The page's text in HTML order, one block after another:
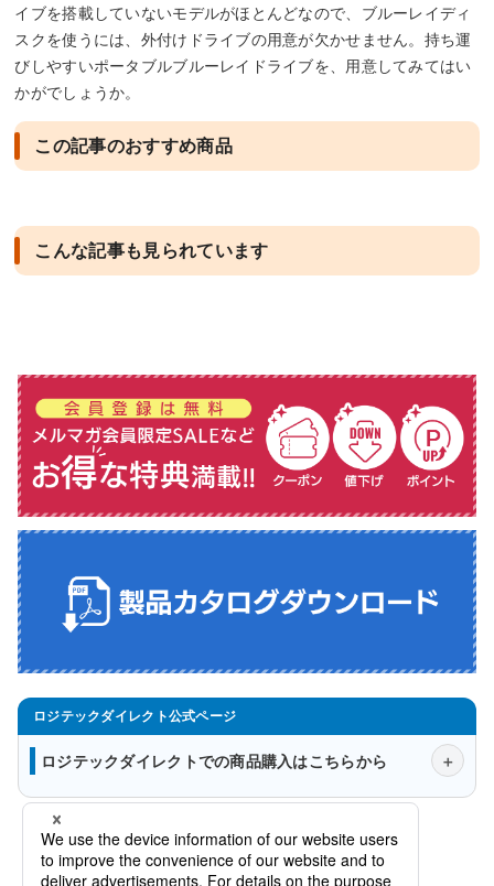
イブを搭載していないモデルがほとんどなので、ブルーレイディ
スクを使うには、外付けドライブの用意が欠かせません。持ち運
びしやすいポータブルブルーレイドライブを、用意してみてはい
かがでしょうか。
この記事のおすすめ商品
こんな記事も見られています
ロジテックダイレクトでの商品購入はこちらから
特定商取引法に関する表示について